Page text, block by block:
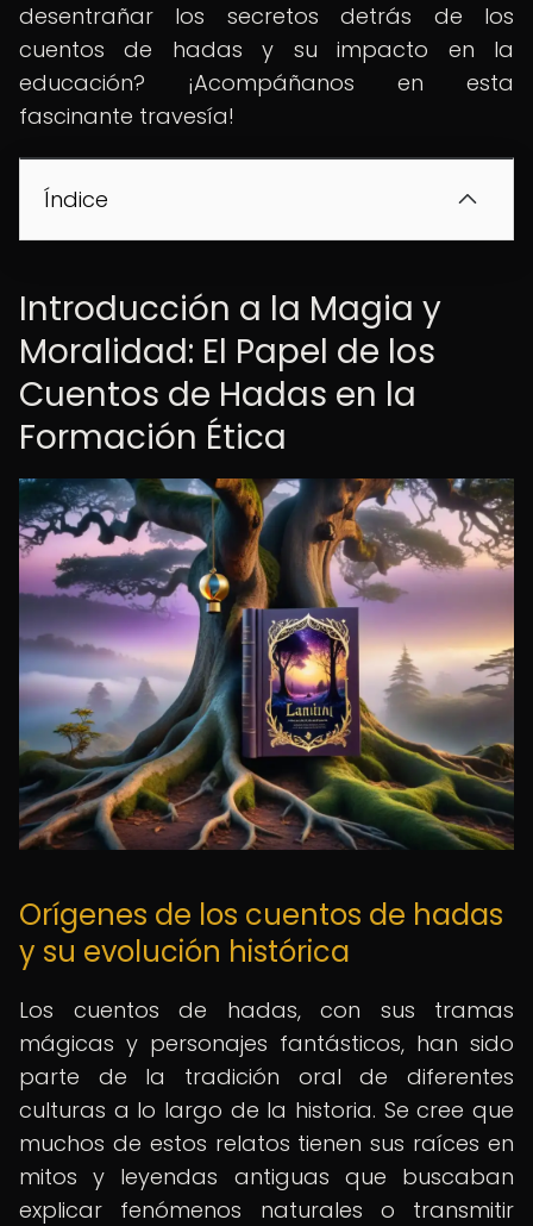
desentrañar los secretos detrás de los
cuentos de hadas y su impacto en la
educación? ¡Acompáñanos en esta
fascinante travesía!
Índice
Introducción a la Magia y
Moralidad: El Papel de los
Cuentos de Hadas en la
Formación Ética
Orígenes de los cuentos de hadas
y su evolución histórica
Los cuentos de hadas, con sus tramas
mágicas y personajes fantásticos, han sido
parte de la tradición oral de diferentes
culturas a lo largo de la historia. Se cree que
muchos de estos relatos tienen sus raíces en
mitos y leyendas antiguas que buscaban
explicar fenómenos naturales o transmitir